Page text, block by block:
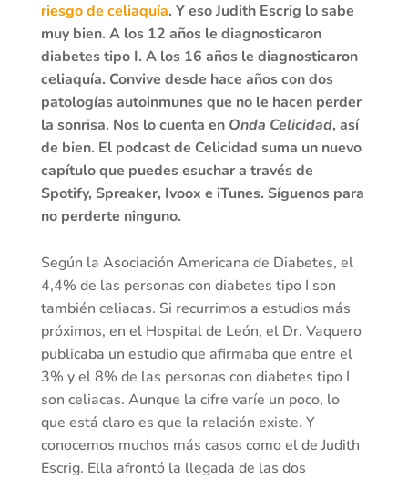
riesgo de celiaquía. Y eso Judith Escrig lo sabe
muy bien. A los 12 años le diagnosticaron
diabetes tipo I. A los 16 años le diagnosticaron
celiaquía. Convive desde hace años con dos
patologías autoinmunes que no le hacen perder
la sonrisa. Nos lo cuenta en Onda Celicidad, así
de bien. El podcast de Celicidad suma un nuevo
capítulo que puedes esuchar a través de
Spotify, Spreaker, Ivoox e iTunes. Síguenos para
no perderte ninguno.
Según la Asociación Americana de Diabetes, el
4,4% de las personas con diabetes tipo I son
también celiacas. Si recurrimos a estudios más
próximos, en el Hospital de León, el Dr. Vaquero
publicaba un estudio que afirmaba que entre el
3% y el 8% de las personas con diabetes tipo I
son celiacas. Aunque la cifre varíe un poco, lo
que está claro es que la relación existe. Y
conocemos muchos más casos como el de Judith
Escrig. Ella afrontó la llegada de las dos